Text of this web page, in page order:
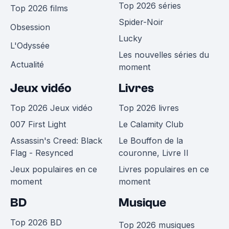
Top 2026 films
Obsession
L'Odyssée
Actualité
Top 2026 séries
Spider-Noir
Lucky
Les nouvelles séries du
moment
Jeux vidéo
Top 2026 Jeux vidéo
007 First Light
Assassin's Creed: Black
Flag - Resynced
Jeux populaires en ce
moment
Livres
Top 2026 livres
Le Calamity Club
Le Bouffon de la
couronne, Livre II
Livres populaires en ce
moment
BD
Top 2026 BD
Musique
Top 2026 musiques